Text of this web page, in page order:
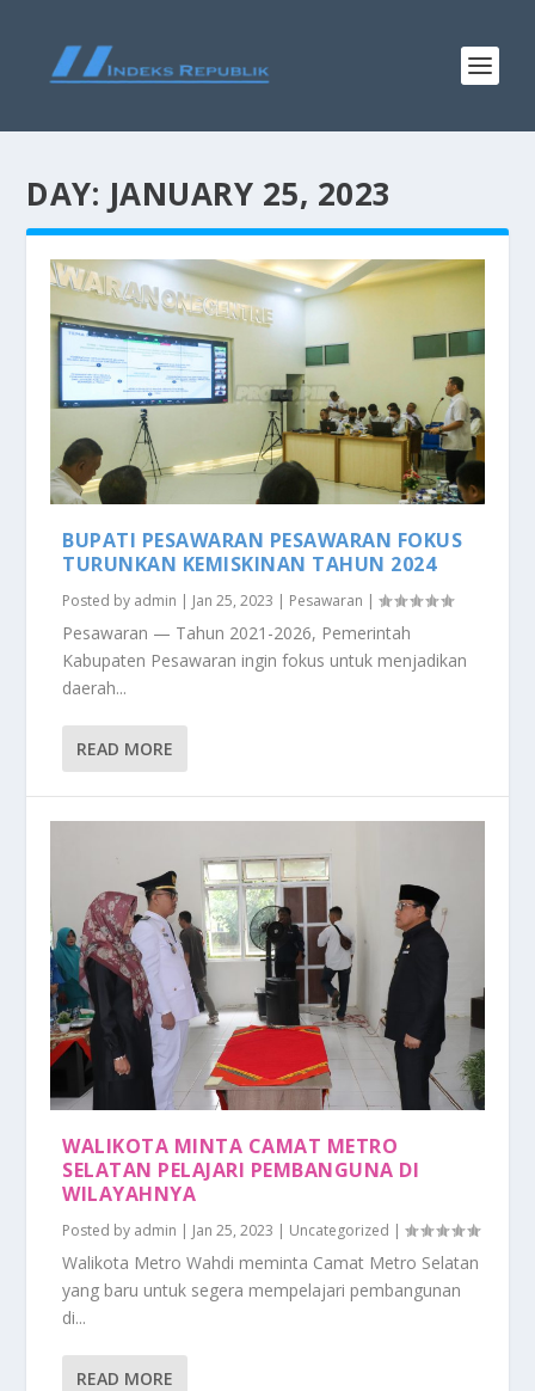
DAY: JANUARY 25, 2023
BUPATI PESAWARAN PESAWARAN FOKUS
TURUNKAN KEMISKINAN TAHUN 2024
Posted by admin | Jan 25, 2023 | Pesawaran |
Pesawaran — Tahun 2021-2026, Pemerintah
Kabupaten Pesawaran ingin fokus untuk menjadikan
daerah...
READ MORE
WALIKOTA MINTA CAMAT METRO
SELATAN PELAJARI PEMBANGUNA DI
WILAYAHNYA
Posted by admin | Jan 25, 2023 | Uncategorized |
Walikota Metro Wahdi meminta Camat Metro Selatan
yang baru untuk segera mempelajari pembangunan
di...
READ MORE